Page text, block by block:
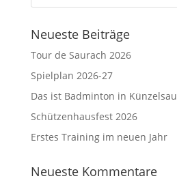
Neueste Beiträge
Tour de Saurach 2026
Spielplan 2026-27
Das ist Badminton in Künzelsau
Schützenhausfest 2026
Erstes Training im neuen Jahr
Neueste Kommentare